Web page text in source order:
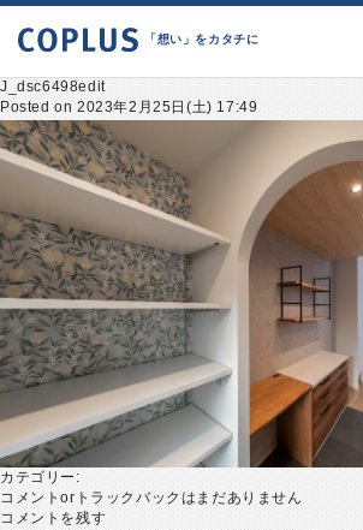
「想い」をカタチに
J_dsc6498edit
Posted on 2023年2月25日(土) 17:49
カテゴリー:
コメントorトラックバックはまだありません
コメントを残す